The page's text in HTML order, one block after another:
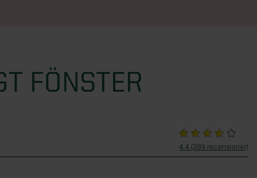
FÖNSTER
4.4 (389 recensioner)